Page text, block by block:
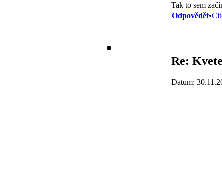
Tak to sem
Odpovědět•
Re:
Datum: